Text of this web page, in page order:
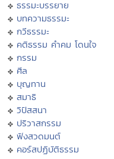
ธรรมะบรรยาย
บทความธรรมะ
กวีธรรมะ
คติธรรม คำคม โดนใจ
กรรม
ศีล
บุญทาน
สมาธิ
วิปัสสนา
ปริวาสกรรม
ฟังสวดมนต์
คอร์สปฏิบัติธรรม